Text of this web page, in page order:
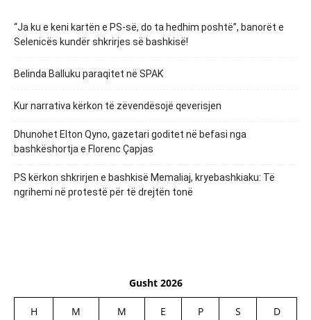
“Ja ku e keni kartën e PS-së, do ta hedhim poshtë”, banorët e
Selenicës kundër shkrirjes së bashkisë!
Belinda Balluku paraqitet në SPAK
Kur narrativa kërkon të zëvendësojë qeverisjen
Dhunohet Elton Qyno, gazetari goditet në befasi nga
bashkëshortja e Florenc Çapjas
PS kërkon shkrirjen e bashkisë Memaliaj, kryebashkiaku: Të
ngrihemi në protestë për të drejtën tonë
Gusht 2026
H M M E P S D